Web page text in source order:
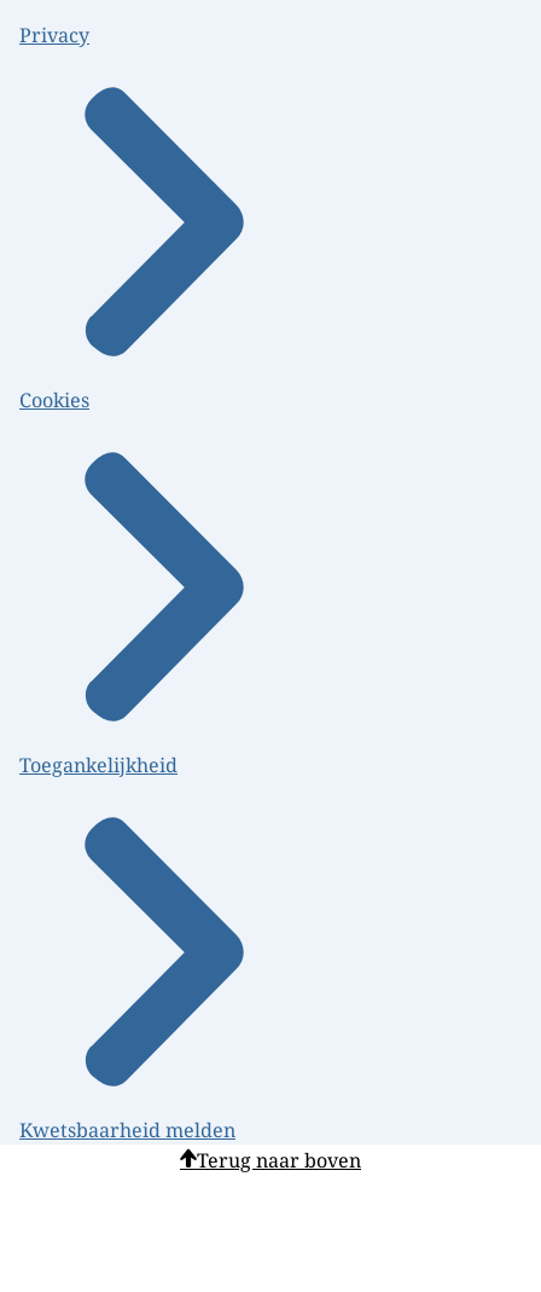
Privacy
Cookies
Toegankelijkheid
Kwetsbaarheid melden
Terug naar boven